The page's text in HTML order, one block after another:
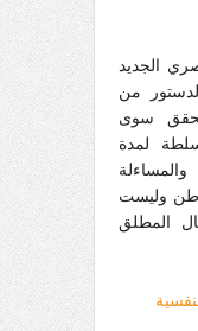
الجديد
من
سوى
لمدة
وليست
المطلق